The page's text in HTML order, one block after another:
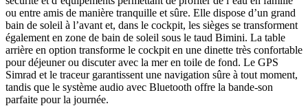
ou entre amis de manière tranquille et sûre. Elle dispose d’un grand
bain de soleil à l’avant et, dans le cockpit, les sièges se transforment
également en zone de bain de soleil sous le taud Bimini. La table
arrière en option transforme le cockpit en une dinette très confortable
pour déjeuner ou discuter avec la mer en toile de fond. Le GPS
Simrad et le traceur garantissent une navigation sûre à tout moment,
tandis que le système audio avec Bluetooth offre la bande-son
parfaite pour la journée.